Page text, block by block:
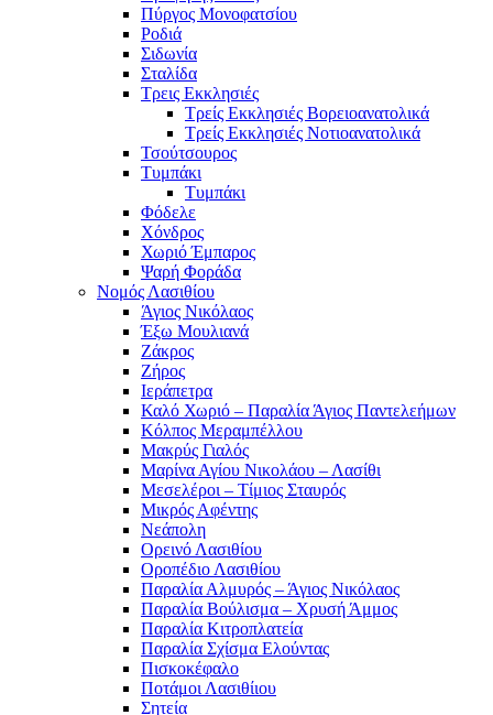
Πύργος Μονοφατσίου
Ροδιά
Σιδωνία
Σταλίδα
Τρεις Εκκλησιές
Τρείς Εκκλησιές Βορειοανατολικά
Τρείς Εκκλησιές Νοτιοανατολικά
Τσούτσουρος
Τυμπάκι
Τυμπάκι
Φόδελε
Χόνδρος
Χωριό Έμπαρος
Ψαρή Φοράδα
Νομός Λασιθίου
Άγιος Νικόλαος
Έξω Μουλιανά
Ζάκρος
Ζήρος
Ιεράπετρα
Καλό Χωριό – Παραλία Άγιος Παντελεήμων
Κόλπος Μεραμπέλλου
Μακρύς Γιαλός
Μαρίνα Αγίου Νικολάου – Λασίθι
Μεσελέροι – Τίμιος Σταυρός
Μικρός Αφέντης
Νεάπολη
Ορεινό Λασιθίου
Οροπέδιο Λασιθίου
Παραλία Αλμυρός – Άγιος Νικόλαος
Παραλία Βούλισμα – Χρυσή Άμμος
Παραλία Κιτροπλατεία
Παραλία Σχίσμα Ελούντας
Πισκοκέφαλο
Ποτάμοι Λασιθίιου
Σητεία